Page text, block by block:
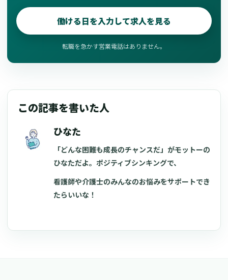
働ける日を入力して求人を見る
転職を急かす営業電話はありません。
この記事を書いた人
ひなた
「どんな困難も成長のチャンスだ」がモットーの
ひなただよ。ポジティブシンキングで、
看護師や介護士のみんなのお悩みをサポートでき
たらいいな！